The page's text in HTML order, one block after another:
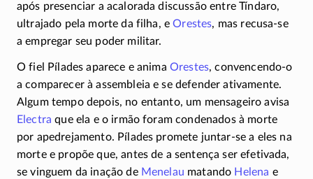
após presenciar a acalorada discussão entre Tíndaro,
ultrajado pela morte da filha, eOrestes, mas recusa-se
a empregar seu poder militar.
O fiel Pílades aparece e anima Orestes,convencendo-o
a comparecer à assembleia e se defender ativamente.
Algum tempo depois, no entanto, um mensageiro avisa
Electra que ela e o irmão foram condenados à morte
por apedrejamento. Pílades promete juntar-se a eles na
morte e propõe que, antes de a sentença ser efetivada,
se vinguem da inação de Menelau matando Helena e